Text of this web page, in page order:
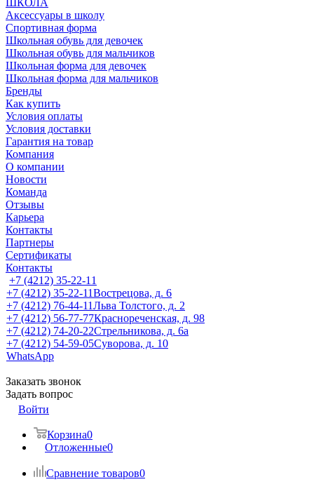
ШКОЛА
Аксессуары в школу
Спортивная форма
Школьная обувь для девочек
Школьная обувь для мальчиков
Школьная форма для девочек
Школьная форма для мальчиков
Бренды
Как купить
Условия оплаты
Условия доставки
Гарантия на товар
Компания
О компании
Новости
Команда
Отзывы
Карьера
Контакты
Партнеры
Сертификаты
Контакты
+7 (4212) 35-22-11
+7 (4212) 35-22-11Вострецова, д. 6
+7 (4212) 76-44-11Льва Толстого, д. 2
+7 (4212) 56-77-77Краснореченская, д. 98
+7 (4212) 74-20-22Стрельникова, д. 6а
+7 (4212) 54-59-05Суворова, д. 10
WhatsApp
Заказать звонок
Задать вопрос
Войти
Корзина0
Отложенные0
Сравнение товаров0